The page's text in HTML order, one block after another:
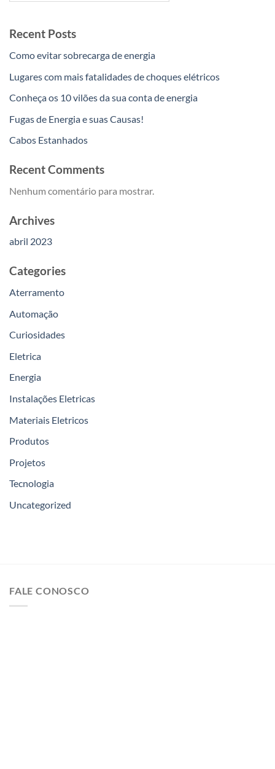
Recent Posts
Como evitar sobrecarga de energia
Lugares com mais fatalidades de choques elétricos
Conheça os 10 vilões da sua conta de energia
Fugas de Energia e suas Causas!
Cabos Estanhados
Recent Comments
Nenhum comentário para mostrar.
Archives
abril 2023
Categories
Aterramento
Automação
Curiosidades
Eletrica
Energia
Instalações Eletricas
Materiais Eletricos
Produtos
Projetos
Tecnologia
Uncategorized
FALE CONOSCO